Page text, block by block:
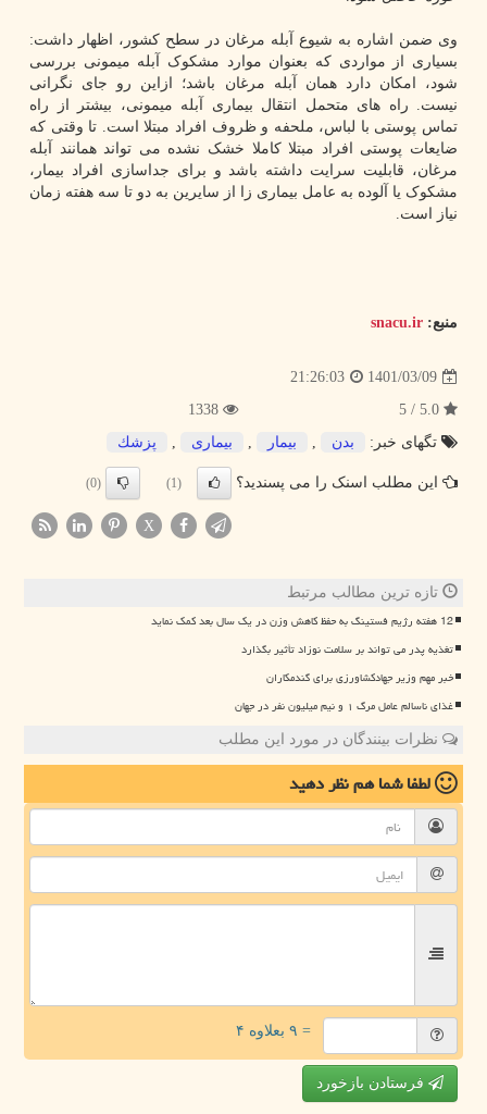
وی ضمن اشاره به شیوع آبله مرغان در سطح کشور، اظهار داشت:
بسیاری از مواردی که بعنوان موارد مشکوک آبله میمونی بررسی
شود، امکان دارد همان آبله مرغان باشد؛ ازاین رو جای نگرانی
نیست. راه های متحمل انتقال بیماری آبله میمونی، بیشتر از راه
تماس پوستی با لباس، ملحفه و ظروف افراد مبتلا است. تا وقتی که
ضایعات پوستی افراد مبتلا کاملا خشک نشده می تواند همانند آبله
مرغان، قابلیت سرایت داشته باشد و برای جداسازی افراد بیمار،
مشکوک یا آلوده به عامل بیماری زا از سایرین به دو تا سه هفته زمان
نیاز است.
منبع: snacu.ir
1401/03/09
21:26:03
تگهای خبر:
بدن , بیمار , بیماری , پزشك
این مطلب اسنک را می پسندید؟ (1)
(0)
X
تازه ترین مطالب مرتبط
12 هفته رژیم فستینگ به حفظ کاهش وزن در یک سال بعد کمک نماید
تغذیه پدر می تواند بر سلامت نوزاد تأثیر بگذارد
خبر مهم وزیر جهادکشاورزی برای گندمکاران
غذای ناسالم عامل مرگ ۱ و نیم میلیون نفر در جهان
نظرات بینندگان در مورد این مطلب
لطفا شما همنظر دهید
= ۹ بعلاوه ۴
فرستادن بازخورد